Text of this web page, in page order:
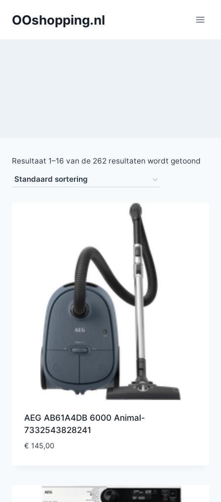
naarOOshopping.nl
Resultaat 1–16 van de 262 resultaten wordt getoond
AEG AB61A4DB 6000 Animal-
7332543828241
€ 145,00